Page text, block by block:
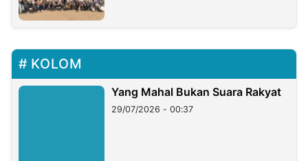
KOLOM
Yang Mahal Bukan Suara Rakyat
29/07/2026 - 00:37